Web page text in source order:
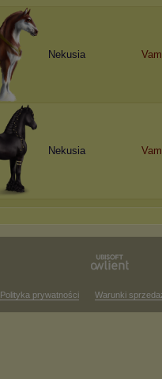
Nekusia
Nekusia
Polityka prywatności Warunki